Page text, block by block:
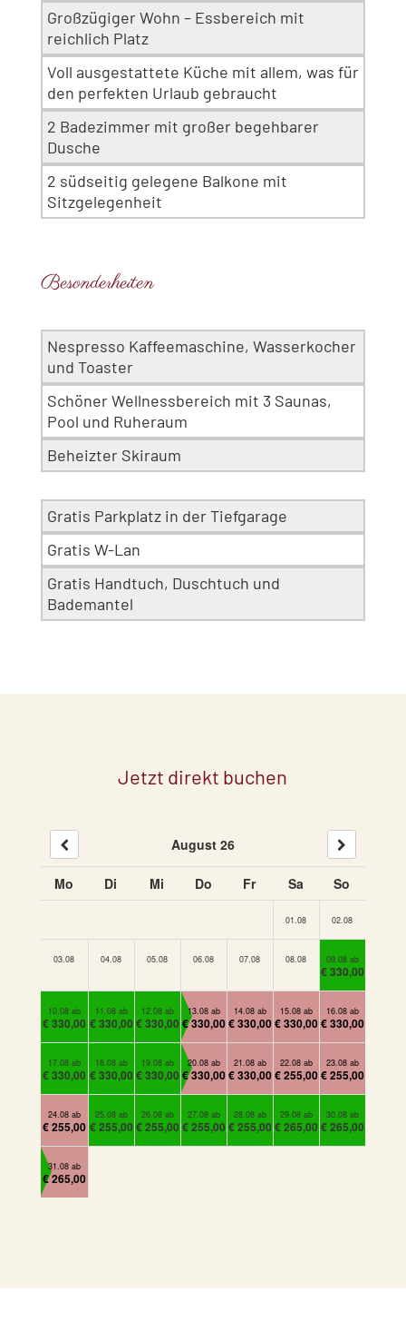
Großzügiger Wohn – Essbereich mit
reichlich Platz
Voll ausgestattete Küche mit allem, was für
den perfekten Urlaub gebraucht
2 Badezimmer mit großer begehbarer
Dusche
2 südseitig gelegene Balkone mit
Sitzgelegenheit
Besonderheiten
Nespresso Kaffeemaschine, Wasserkocher
und Toaster
Schöner Wellnessbereich mit 3 Saunas,
Pool und Ruheraum
Beheizter Skiraum
Gratis Parkplatz in der Tiefgarage
Gratis W-Lan
Gratis Handtuch, Duschtuch und
Bademantel
Jetzt direkt buchen
August 26
Mo Di Mi Do Fr Sa So
01.08 02.08
03.08 04.08 05.08 06.08 07.08 08.08 09.08 ab
€ 330,00
10.08 ab
€ 330,00
11.08 ab
€ 330,00
12.08 ab
€ 330,00
13.08 ab
€ 330,00
14.08 ab
€ 330,00
15.08 ab
€ 330,00
16.08 ab
€ 330,00
17.08 ab
€ 330,00
18.08 ab
€ 330,00
19.08 ab
€ 330,00
20.08 ab
€ 330,00
21.08 ab
€ 330,00
22.08 ab
€ 255,00
23.08 ab
€ 255,00
24.08 ab
€ 255,00
25.08 ab
€ 255,00
26.08 ab
€ 255,00
27.08 ab
€ 255,00
28.08 ab
€ 255,00
29.08 ab
€ 265,00
30.08 ab
€ 265,00
31.08 ab
€ 265,00